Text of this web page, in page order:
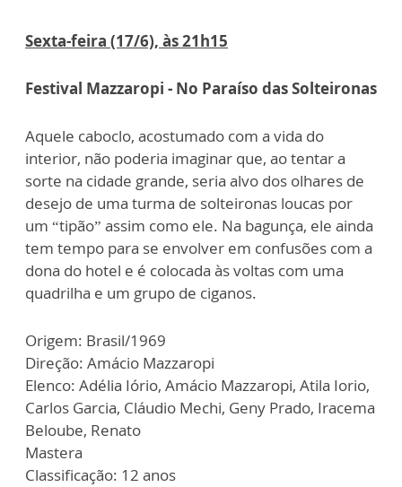
Sexta-feira (17/6), às 21h15
Festival Mazzaropi - No Paraíso das Solteironas
Aquele caboclo, acostumado com a vida do
interior, não poderia imaginar que, ao tentar a
sorte na cidade grande, seria alvo dos olhares de
desejo de uma turma de solteironas loucas por
um “tipão” assim como ele. Na bagunça, ele ainda
tem tempo para se envolver em confusões com a
dona do hotel e é colocada às voltas com uma
quadrilha e um grupo de ciganos.
Origem: Brasil/1969
Direção: Amácio Mazzaropi
Elenco: Adélia Iório, Amácio Mazzaropi, Atila Iorio,
Carlos Garcia, Cláudio Mechi, Geny Prado, Iracema
Beloube, Renato
Mastera
Classificação: 12 anos